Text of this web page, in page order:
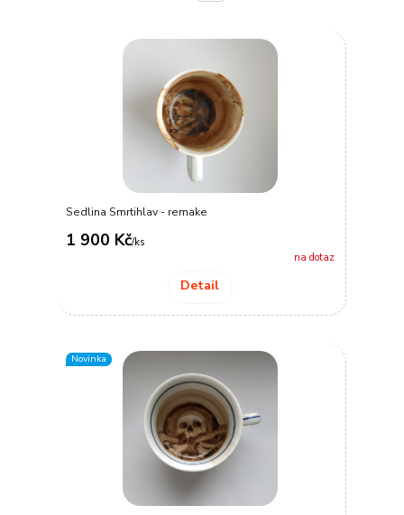
Sedlina Smrtihlav - remake
1 900 Kč/ks
na dotaz
Detail
Novinka